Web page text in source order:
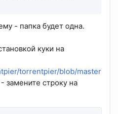
- папка будет одна.
куки на
torrentpier/blob/master
- замените строку на